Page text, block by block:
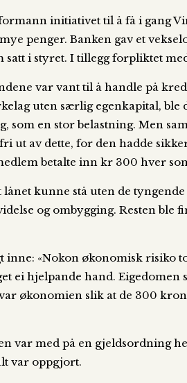
initiativet til å få i gang
penger. Banken gav et
i styret. I tillegg forpliktet
var vant til å handle på
uten særlig egenkapital,
som en stor belastning. Men
ut av dette, for den hadde
betalte inn kr 300 hver
kunne stå uten de
og ombygging. Resten
«Nokon økonomisk risiko
ei hjelpande hand.
økonomien slik at de 300
var med på en gjeldsordning
var oppgjort.